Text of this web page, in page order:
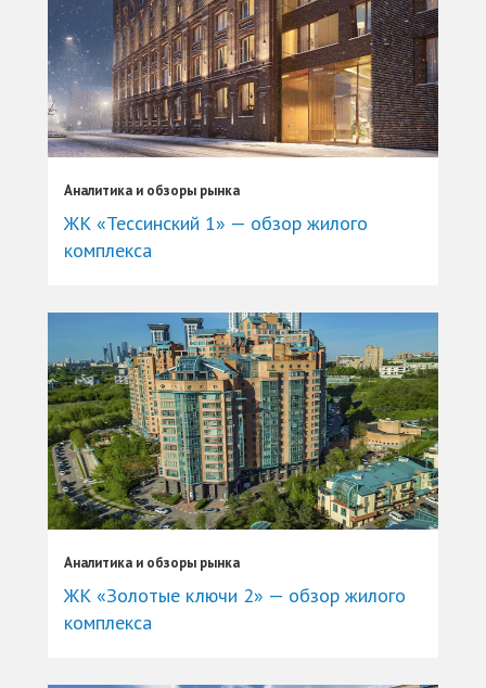
Аналитика и обзоры рынка
ЖК «Тессинский 1» — обзор жилого
комплекса
Аналитика и обзоры рынка
ЖК «Золотые ключи 2» — обзор жилого
комплекса